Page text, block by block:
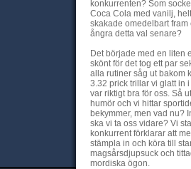
konkurrenten? Som
Coca Cola med vanilj,
skakade omedelbart
ångra detta val senare?
Det började med en liten
skönt för det tog ett par
alla rutiner såg ut bakom
3.32 prick trillar vi glatt in
var riktigt bra för oss. Så
humör och vi hittar
bekymmer, men vad nu?
ska vi ta oss vidare? Vi
konkurrent förklarar att
stämpla in och köra till
magsårsdjupsuck och
mordiska ögon.